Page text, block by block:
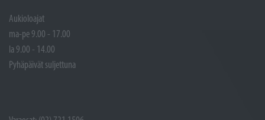
Aukioloajat
ma-pe 9.00 - 17.00
la 9.00 - 14.00
Pyhäpäivät suljettuna